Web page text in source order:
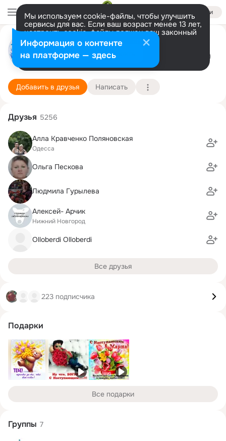
Войти
Мы используем cookie-файлы, чтобы улучшить
сервисы для вас. Если ваш возраст менее 13 лет,
настроить cookie-файлы должен ваш законный
представитель. Больше информации
Разрешить все Настроить
Газета Ковернинские новости
рп. Ковернино (Ковернинский район)
10 апреля (106 лет)
Подробнее
Добавить в друзья Написать
Друзья 5256
Алла Кравченко Поляновская
Одесса
Ольга Пескова
Людмила Гурылева
Алексей- Арчик
Нижний Новгород
Olloberdi Olloberdi
Все друзья
223 подписчика
Подарки
Все подарки
Группы 7
Информация о контенте
на платформе — здесь